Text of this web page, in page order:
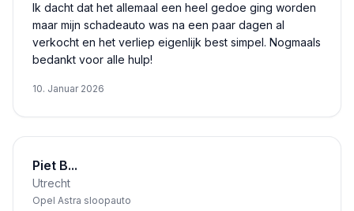
Ik dacht dat het allemaal een heel gedoe ging worden
maar mijn schadeauto was na een paar dagen al
verkocht en het verliep eigenlijk best simpel. Nogmaals
bedankt voor alle hulp!
10. Januar 2026
Piet B...
Utrecht
Opel Astra sloopauto